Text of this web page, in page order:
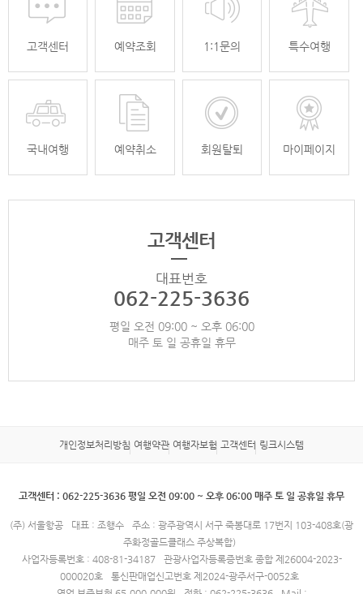
고객센터 예약조회 1:1문의 특수여행
국내여행 예약취소 회원탈퇴 마이페이지
고객센터
대표번호
062-225-3636
평일 오전 09:00 ~ 오후 06:00
매주 토 일 공휴일 휴무
개인정보처리방침 여행약관 여행자보험 고객센터 링크시스템
고객센터 : 062-225-3636 평일 오전 09:00 ~ 오후 06:00 매주 토 일 공휴일 휴무
(주) 서울항공 대표 : 조행수
주소 : 광주광역시 서구 죽봉대로 17번지 103-408호(광
주화정골드클래스 주상복합)
사업자등록번호 : 408-81-34187
관광사업자등록증번호 종합 제26004-2023-
000020호
통신판매업신고번호 제2024-광주서구-0052호